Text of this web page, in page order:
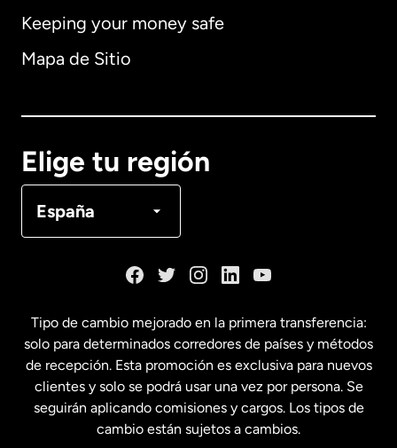
Keeping your money safe
Mapa de Sitio
Elige tu región
España
Alemania
Français
Estados Unidos English
Estados Unidos Español
Tipo de cambio mejorado en la primera transferencia:
solo para determinados corredores de países y métodos
de recepción. Esta promoción es exclusiva para nuevos
clientes y solo se podrá usar una vez por persona. Se
seguirán aplicando comisiones y cargos. Los tipos de
cambio están sujetos a cambios.